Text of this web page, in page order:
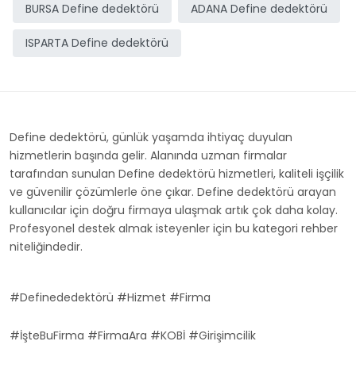
BURSA Define dedektörü ADANA Define dedektörü
ISPARTA Define dedektörü
Define dedektörü, günlük yaşamda ihtiyaç duyulan
hizmetlerin başında gelir. Alanında uzman firmalar
tarafından sunulan Define dedektörü hizmetleri, kaliteli işçilik
ve güvenilir çözümlerle öne çıkar. Define dedektörü arayan
kullanıcılar için doğru firmaya ulaşmak artık çok daha kolay.
Profesyonel destek almak isteyenler için bu kategori rehber
niteliğindedir.
#Definededektörü #Hizmet #Firma
#İşteBuFirma #FirmaAra #KOBİ #Girişimcilik